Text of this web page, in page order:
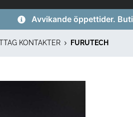
Avvikande öppettider.
KONTAKTER FURUTECH